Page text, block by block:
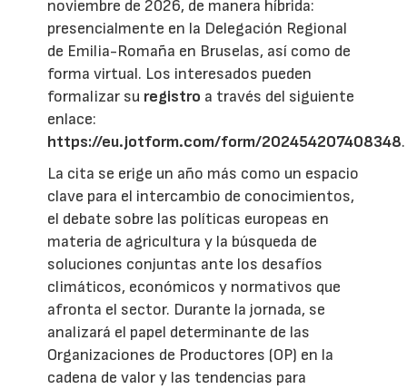
noviembre de 2026, de manera híbrida:
presencialmente en la Delegación Regional
de Emilia-Romaña en Bruselas, así como de
forma virtual. Los interesados pueden
formalizar su registro a través del siguiente
enlace:
https://eu.jotform.com/form/202454207408348.
La cita se erige un año más como un espacio
clave para el intercambio de conocimientos,
el debate sobre las políticas europeas en
materia de agricultura y la búsqueda de
soluciones conjuntas ante los desafíos
climáticos, económicos y normativos que
afronta el sector. Durante la jornada, se
analizará el papel determinante de las
Organizaciones de Productores (OP) en la
cadena de valor y las tendencias para